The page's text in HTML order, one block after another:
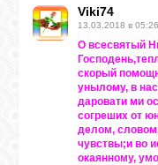
Viki74
13.03.2018 в 05:26
О всесвятый
скорый
унылому, в
даровати ми
согреших от
делом,
чувствы;и во
окаянному,